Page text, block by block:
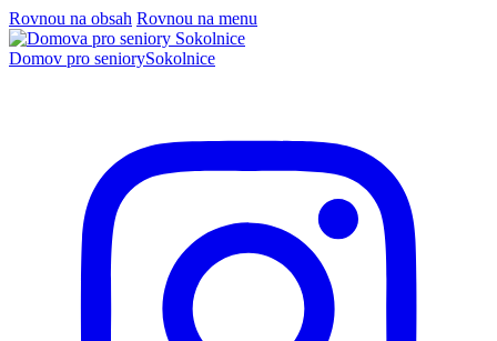
Rovnou na obsah Rovnou na menu
Domov pro seniorySokolnice